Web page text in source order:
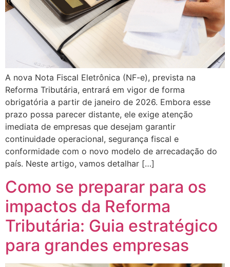
A nova Nota Fiscal Eletrônica (NF-e), prevista na
Reforma Tributária, entrará em vigor de forma
obrigatória a partir de janeiro de 2026. Embora esse
prazo possa parecer distante, ele exige atenção
imediata de empresas que desejam garantir
continuidade operacional, segurança fiscal e
conformidade com o novo modelo de arrecadação do
país. Neste artigo, vamos detalhar […]
Como se preparar para os
impactos da Reforma
Tributária: Guia estratégico
para grandes empresas